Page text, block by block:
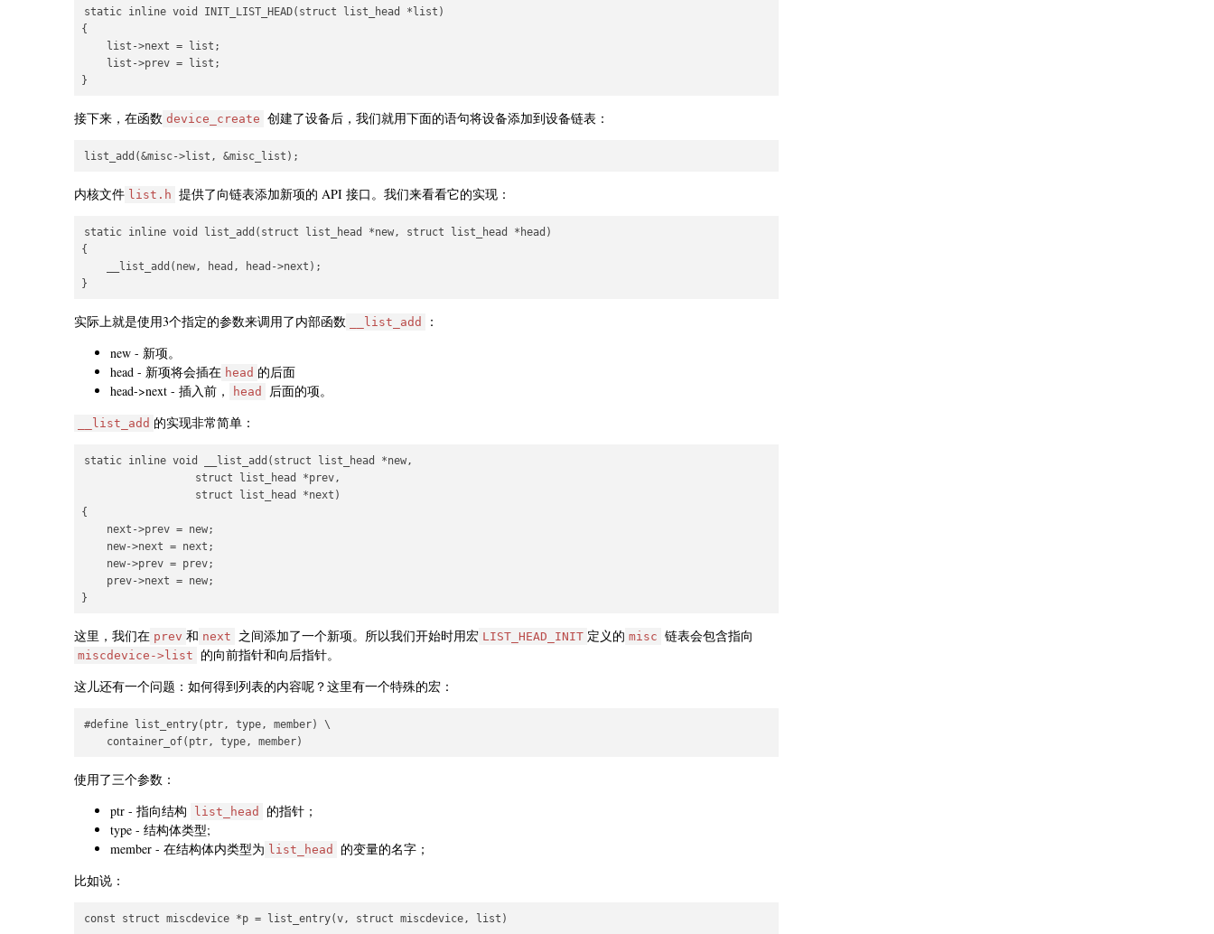
static inline void INIT_LIST_HEAD(struct list_head *list)
{
    list->next = list;
    list->prev = list;
接下来，在函数 device_create 创建了设备后，我们就用下面的语句将设备添加到设备链表：
内核文件 list.h 提供了向链表添加新项的 API 接口。我们来看看它的实现：
static inline void list_add(struct list_head *new, struct list_head *head)
{
    __list_add(new, head, head->next);
实际上就是使用3个指定的参数来调用了内部函数 __list_add
：
new - 新项。
head - 新项将会插在 head 的后面
head->next - 插入前，
head 后面的项。
__list_add 的实现非常简单：
static inline void __list_add(struct list_head *new,
                  struct list_head *prev,
                  struct list_head *next)
{
    next->prev = new;
    new->next = next;
    new->prev = prev;
    prev->next = new;
这里，我们在 prev 和 next 之间添加了一个新项。所以我们开始时用宏 LIST_HEAD_INIT 定义的 misc 链表会包含指向
miscdevice->list
的向前指针和向后指针。
这儿还有一个问题：如何得到列表的内容呢？这里有一个特殊的宏：
#define list_entry(ptr, type, member) \
使用了三个参数：
ptr - 指向结构
list_head
的指针；
type - 结构体类型;
member - 在结构体内类型为 list_head
的变量的名字；
比如说：